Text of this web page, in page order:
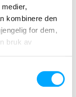
kombinere den
for dem,
bruk av
gjør det
og
lettere